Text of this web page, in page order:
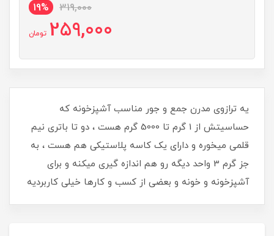
319,000
19%
259,000 تومان
یه ترازوی مدرن جمع و جور مناسب آشپزخونه که
حساسیتش از 1 گرم تا 5000 گرم هست ، دو تا باتری نیم
قلمی میخوره و دارای یک کاسه پلاستیکی هم هست ، به
جز گرم 3 واحد دیگه رو هم اندازه گیری میکنه و برای
آشپزخونه و خونه و بعضی از کسب و کارها خیلی کاربردیه